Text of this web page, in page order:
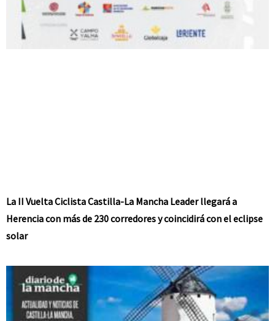
La II Vuelta Ciclista Castilla-La Mancha Leader llegará a
Herencia con más de 230 corredores y coincidirá con el eclipse
solar